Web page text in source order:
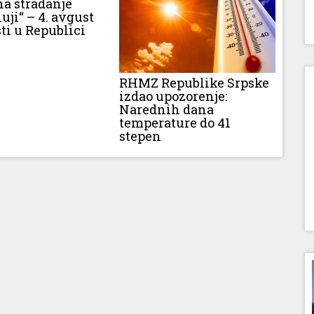
stradanje
– 4. avgust
u Republici
RHMZ Republike Srpske
izdao upozorenje:
Narednih dana
temperature do 41
stepen